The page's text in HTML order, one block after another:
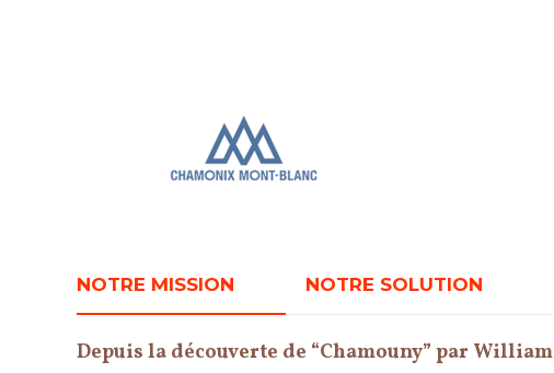
NOTRE MISSION NOTRE SOLUTION
Depuis la découverte de “Chamouny” par William